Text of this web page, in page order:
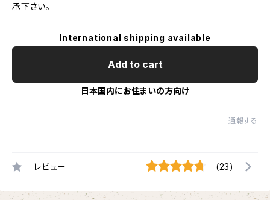
承下さい。
International shipping available
Add to cart
日本国内にお住まいの方向け
通報する
レビュー (23)